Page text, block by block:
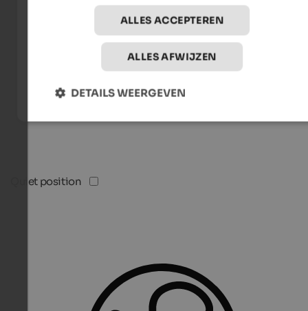
Quiet position
ALLES ACCEPTEREN
ALLES AFWIJZEN
DETAILS WEERGEVEN